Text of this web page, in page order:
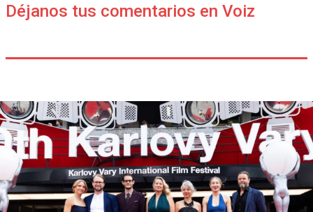
Déjanos tus comentarios en Voiz